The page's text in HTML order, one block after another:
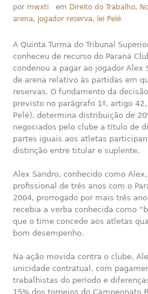
por mwxti em Direito do Trabalho,
arena, jogador reserva, lei Pelé
A Quinta Turma do Tribunal
conheceu de recurso do Paraná
condenou a pagar ao jogador Alex
de arena relativo às partidas em
reservas. O fundamento da
previsto no parágrafo 1º, artigo 42,
Pelé), determina distribuição de
negociados pelo clube a título de
partes iguais aos atletas
distinção entre titular e suplente.
Alex Sandro, conhecido como
profissional de três anos com o
2004, prorrogado por mais três
recebia a verba conhecida como
que o time concede aos atletas
bom desempenho.
Na ação movida contra o clube,
unicidade contratual, com
trabalhistas do período e
15% dos torneios do Campeonato